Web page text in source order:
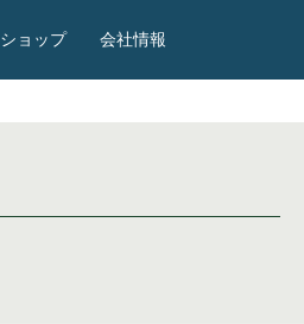
ショップ 会社情報